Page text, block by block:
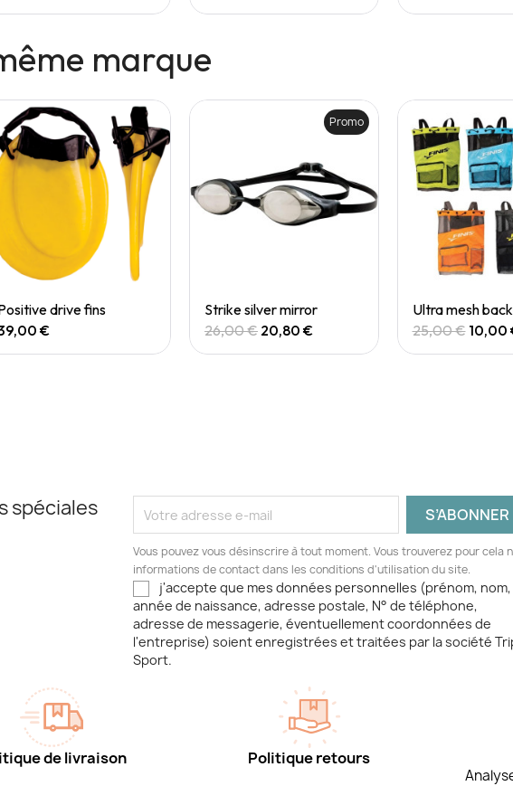
marque
Quick View
drive fins
€
Quick View
Promo
Strike silver mirror
26,00 € 20,80 €
Quick
25,00 € 10,00
spéciales
Vous pouvez vous désinscrire à tout moment. Vous trouverez pour cela
informations de contact dans les conditions d'utilisation du site.
j'accepte que mes données personnelles (prénom, nom,
année de naissance, adresse postale, N° de téléphone,
adresse de messagerie, éventuellement coordonnées de
l'entreprise) soient enregistrées et traitées par la société
Sport.
de livraison Politique retours